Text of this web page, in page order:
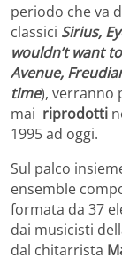
periodo che va
classici Sirius,
wouldn’t want
Avenue,
time), verranno
mai riprodotti
1995 ad oggi.
Sul palco
ensemble
formata da 37
dai musicisti
dal chitarrista